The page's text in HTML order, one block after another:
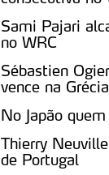
Sami Pajari
no WRC
Sébastien
vence na Grécia
No Japão
Thierry
de Portugal